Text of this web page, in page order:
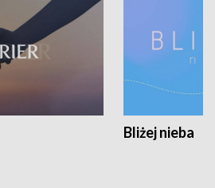
Bliżej nieba